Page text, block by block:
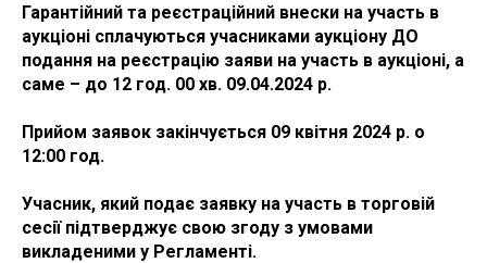
Гарантійний та реєстраційний внески на участь в
аукціоні сплачуються учасниками аукціону ДО
подання на реєстрацію заяви на участь в аукціоні, а
саме – до 12 год. 00 хв. 09.04.2024 р.
Прийом заявок закінчується 09 квітня 2024 р. о
12:00 год.
Учасник, який подає заявку на участь в торговій
сесії підтверджує свою згоду з умовами
викладеними у Регламенті.